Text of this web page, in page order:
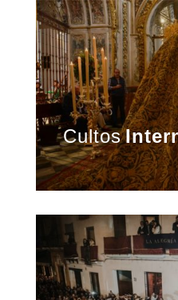
Cultos